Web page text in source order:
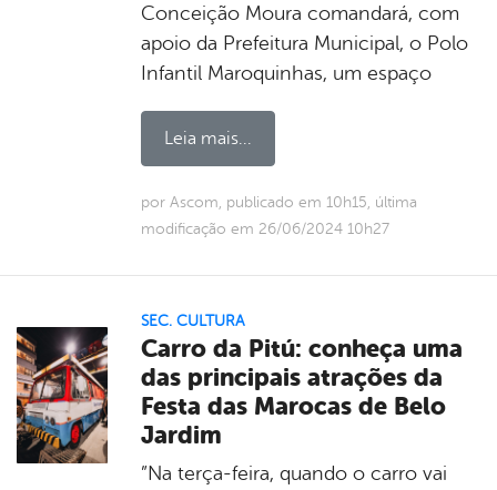
Conceição Moura comandará, com
apoio da Prefeitura Municipal, o Polo
Infantil Maroquinhas, um espaço
Leia mais...
por Ascom, publicado em 10h15, última
modificação em 26/06/2024 10h27
SEC. CULTURA
Carro da Pitú: conheça uma
das principais atrações da
Festa das Marocas de Belo
Jardim
”Na terça-feira, quando o carro vai